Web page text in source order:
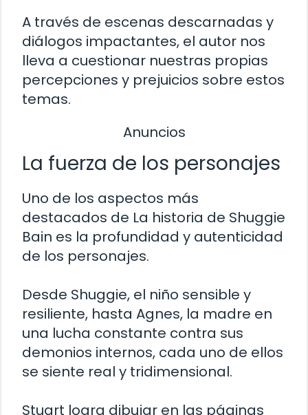
A través de escenas descarnadas y
diálogos impactantes, el autor nos
lleva a cuestionar nuestras propias
percepciones y prejuicios sobre estos
temas.
Anuncios
La fuerza de los personajes
Uno de los aspectos más
destacados de La historia de Shuggie
Bain es la profundidad y autenticidad
de los personajes.
Desde Shuggie, el niño sensible y
resiliente, hasta Agnes, la madre en
una lucha constante contra sus
demonios internos, cada uno de ellos
se siente real y tridimensional.
Stuart logra dibujar en las páginas